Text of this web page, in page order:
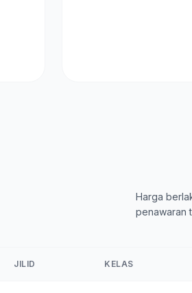
Harga
penawaran
JILID KELAS